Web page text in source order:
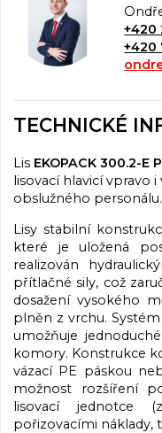
+420
+420
TECHNICKÉ
Lis EKOPACK 300.2-E
lisovací hlavicí vpravo
obslužného personálu.
Lisy stabilní
které je uložená
realizován
přítlačné sily, což
dosažení vysokého
plněn z vrchu.
umožňuje
komory. Konstrukce
vázací PE páskou
možnost rozšíření
lisovací jednotce
pořizovacími náklady,